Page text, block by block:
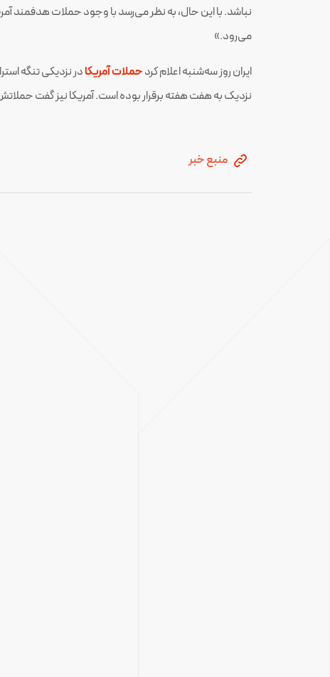
نباشد. با این حال، به نظر می‌رسد با وجود حملات هدفمند
می‌رود.»
ایران روز سه‌شنبه اعلام کردحملات آمریکادر نزدیکی تنگه
نزدیک به هفت هفته برقرار بوده است. آمریکا نیز گفت
منبع خبر